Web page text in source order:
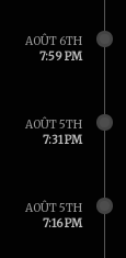
AOÛT 6TH
7:59 PM
AOÛT 5TH
7:31 PM
AOÛT 5TH
7:16 PM